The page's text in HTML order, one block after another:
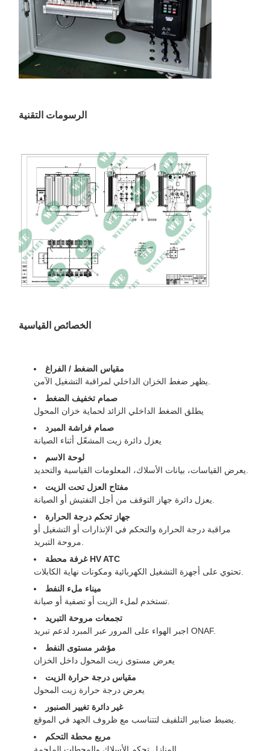
الرسومات التقنية
الخصائص القياسية
مقياس الضغط / الفراغ
يظهر ضغط الخزان الداخلي لمراقبة التشغيل الآمن.
صمام تخفيف الضغط
يطلق الضغط الداخلي الزائد لحماية خزان المحول
صمام فراشة المبرد
يعزل دائرة زيت المشعّل أثناء الصيانة
لوحة الاسم
يعرض القياسات، بيانات الأسلاك، المعلومات القياسية والتحديد.
مفتاح العزل تحت الزيت
يعزل دائرة جهاز التوقف من أجل التفتيش أو الصيانة.
جهاز تحكم درجة الحرارة
مراقبة درجة الحرارة والتحكم في الإنذارات أو التشغيل أو
مروحة التبريد.
غرفة محطة HV ATC
تحتوي على أجهزة التشغيل الكهربائية ومكونات نهاية الكابلات.
ميناء ملء النفط
تستخدم لملء الزيت أو تصفية أو صيانة.
تجمعات مروحة التبريد
اجبر الهواء على المرور عبر المبرد لدعم تبريد ONAF.
مؤشر مستوى النفط
يعرض مستوى زيت المحول داخل الخزان
مقياس درجة حرارة الزيت
يعرض درجة حرارة زيت المحول
غير دائرة تغيير الصنبور
يضبط صنابير التلفيف لتتناسب مع ظروف الجهد في الموقع.
مربع محطة التحكم